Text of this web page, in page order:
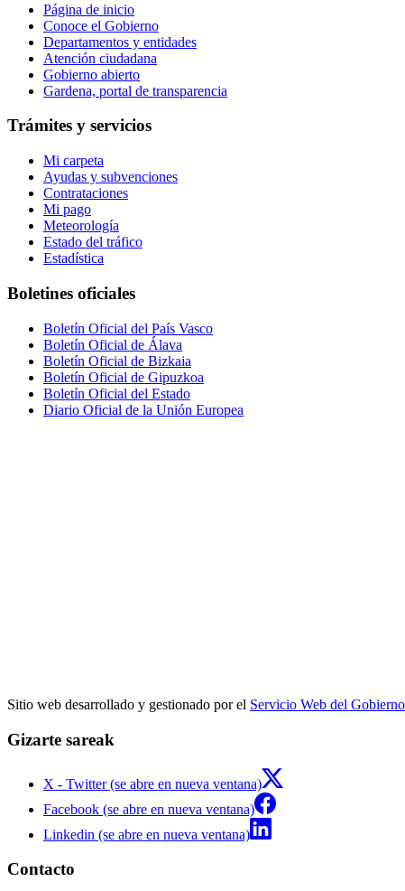
Página de inicio
Conoce el Gobierno
Departamentos y entidades
Atención ciudadana
Gobierno abierto
Gardena, portal de transparencia
Trámites y servicios
Mi carpeta
Ayudas y subvenciones
Contrataciones
Mi pago
Meteorología
Estado del tráfico
Estadística
Boletines oficiales
Boletín Oficial del País Vasco
Boletín Oficial de Álava
Boletín Oficial de Bizkaia
Boletín Oficial de Gipuzkoa
Boletín Oficial del Estado
Diario Oficial de la Unión Europea
Sitio web desarrollado y gestionado por el Servicio Web del
Gizarte sareak
X - Twitter (se abre en nueva ventana)
Facebook (se abre en nueva ventana)
Linkedin (se abre en nueva ventana)
Contacto